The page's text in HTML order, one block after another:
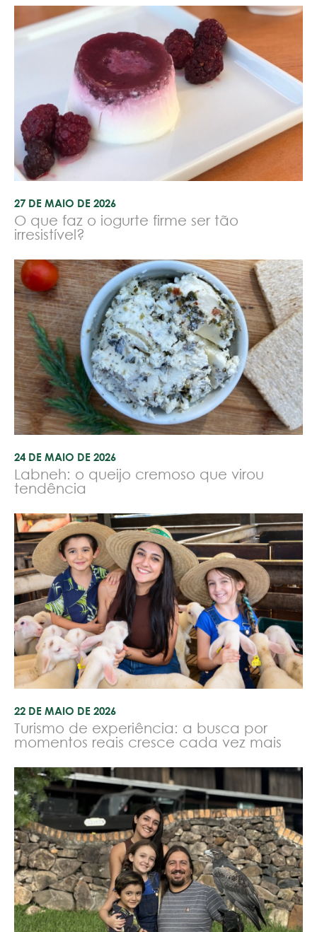
27 DE MAIO DE 2026
O que faz o iogurte firme ser tão
irresistível?
24 DE MAIO DE 2026
Labneh: o queijo cremoso que virou
tendência
22 DE MAIO DE 2026
Turismo de experiência: a busca por
momentos reais cresce cada vez mais